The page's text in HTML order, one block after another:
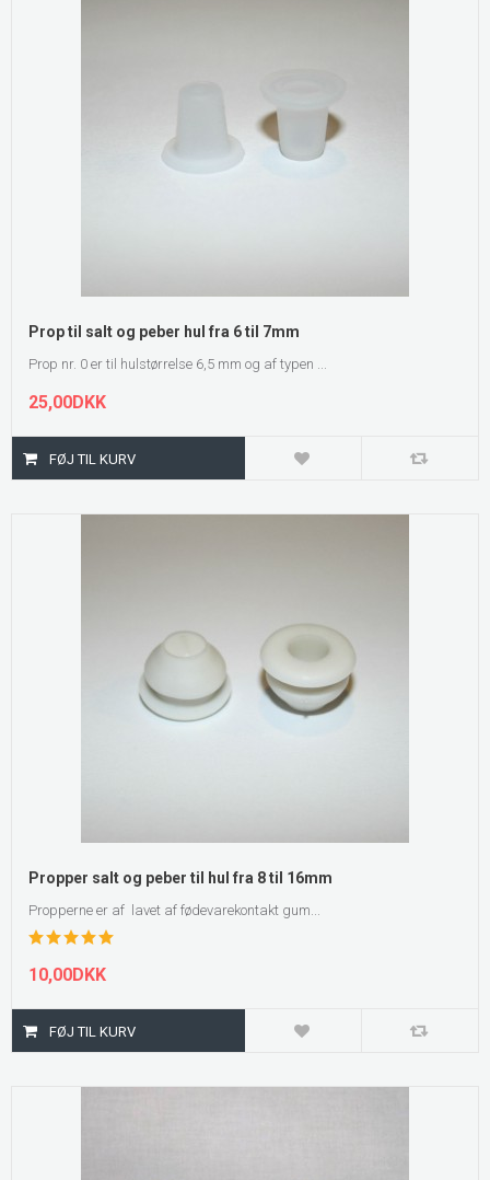
Prop til salt og peber hul fra 6 til 7mm
Prop nr. 0 er til hulstørrelse 6,5 mm og af typen ...
25,00DKK
Propper salt og peber til hul fra 8 til 16mm
Propperne er af lavet af fødevarekontakt gum...
10,00DKK